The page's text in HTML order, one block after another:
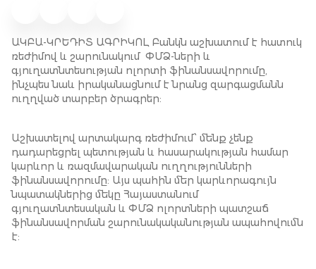
ԱԿԲԱ-ԿՐԵԴԻՏ ԱԳՐԻԿՈԼ Բանկն աշխատում է հատուկ
ռեժիմով և շարունակում ՓՄՁ-ների և
գյուղատնտեսության ոլորտի ֆինանսավորումը,
ինչպես նաև իրականացնում է նրանց զարգացմանն
ուղղված տարբեր ծրագրեր:
Աշխատելով արտակարգ ռեժիմում՝ մենք չենք
դադարեցրել պետության և հասարակության համար
կարևոր և ռազմավարական ուղղությունների
ֆինանսավորումը: Այս պահին մեր կարևորագույն
նպատակներից մեկը Հայաստանում
գյուղատնտեսական և ՓՄՁ ոլորտների պատշաճ
ֆինանսավորման շարունակականության ապահովումն
է: